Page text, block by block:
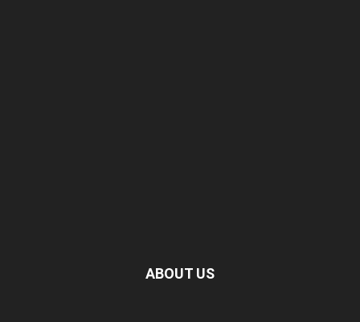
ABOUT US